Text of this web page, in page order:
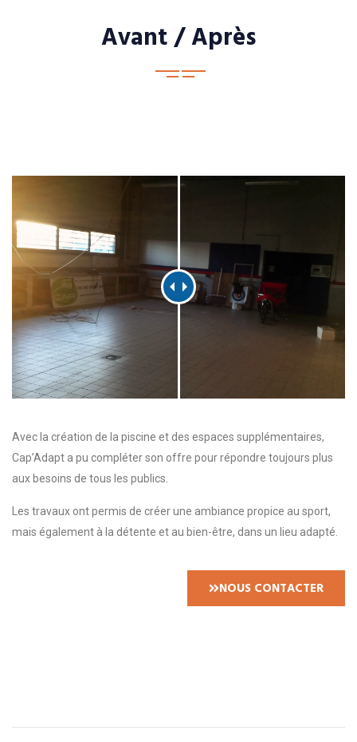
Avant / Après
Avec la création de la piscine et des espaces supplémentaires,
Cap’Adapt a pu compléter son offre pour répondre toujours plus
aux besoins de tous les publics.
Les travaux ont permis de créer une ambiance propice au sport,
mais également à la détente et au bien-être, dans un lieu adapté.
NOUS CONTACTER